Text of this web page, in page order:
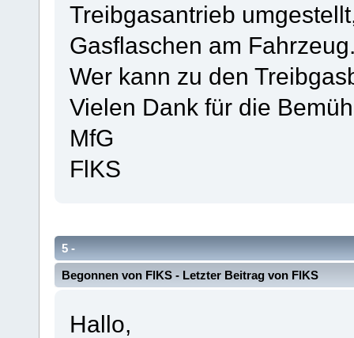
Treibgasantrieb
Gasflaschen am
Wer kann zu den
Vielen Dank für die
MfG
FlKS
5 -
Opel Blitz Lastkraftwagen Vorkrieg / Wehrmacht /
Begonnen von FlKS - Letzter Beitrag von FlKS
Hallo,